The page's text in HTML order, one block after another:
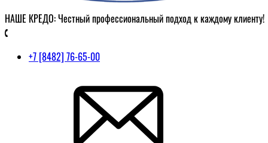
НАШЕ КРЕДО: Честный профессиональный подход к каждому клиенту!
+7 [8482] 76-65-00